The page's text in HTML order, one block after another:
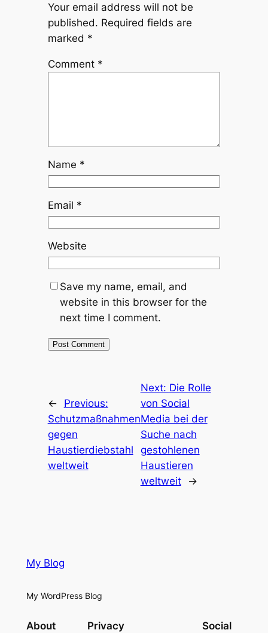
Your email address will not be
published. Required fields are
marked *
Comment *
Name *
Email *
Website
Save my name, email, and
website in this browser for the
next time I comment.
←
Previous:
Schutzmaßnahmen
gegen
Haustierdiebstahl
weltweit
Next: Die Rolle
von Social
Media bei der
Suche nach
gestohlenen
Haustieren
weltweit
→
My Blog
My WordPress Blog
About Privacy Social